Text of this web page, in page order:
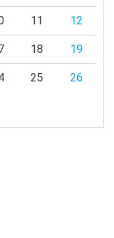
11 12
18 19
25 26